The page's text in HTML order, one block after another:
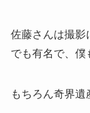
佐藤さんは撮影
でも有名で、僕
もちろん奇界遺